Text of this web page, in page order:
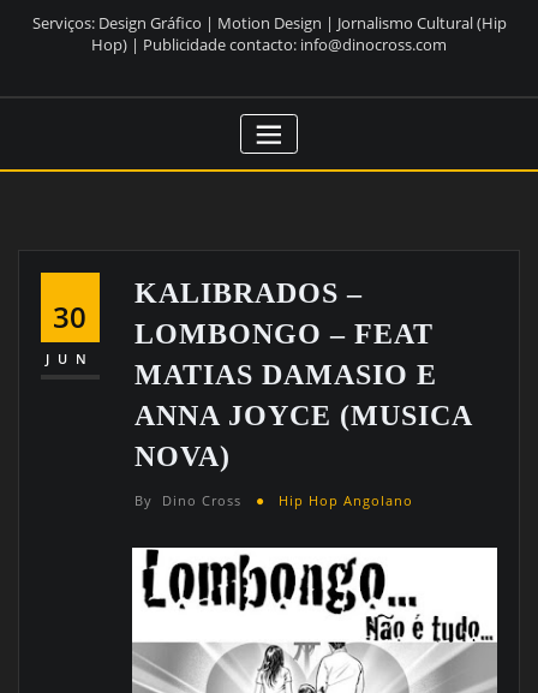
Serviços: Design Gráfico | Motion Design | Jornalismo Cultural (Hip
Hop) | Publicidade contacto: info@dinocross.com
30
JUN
KALIBRADOS –
LOMBONGO – FEAT
MATIAS DAMASIO E
ANNA JOYCE (MUSICA
NOVA)
By Dino Cross Hip Hop Angolano